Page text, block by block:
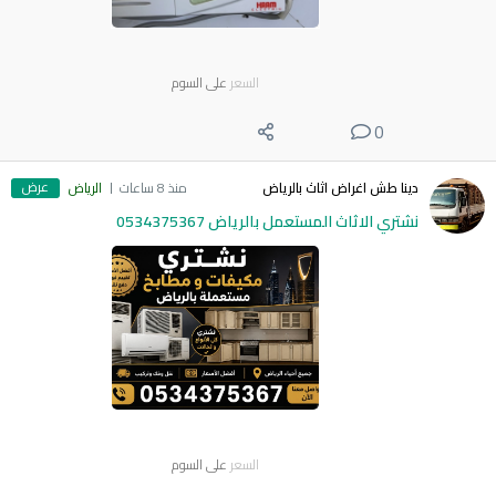
السعر على السوم
0
دينا طش اغراض اثاث بالرياض منذ 8 ساعات الرياض عرض
نشتري الاثاث المستعمل بالرياض 0534375367
السعر على السوم